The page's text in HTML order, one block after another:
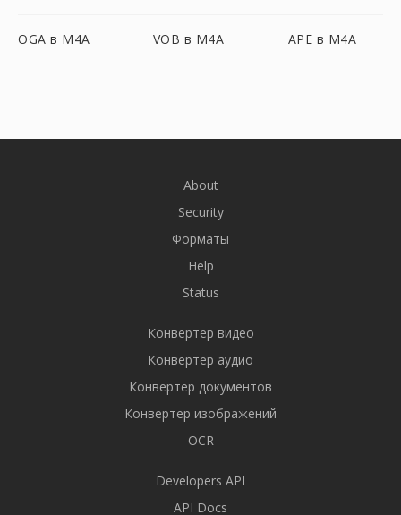
OGA в M4A VOB в M4A APE в M4A
About
Security
Форматы
Help
Status
Конвертер видео
Конвертер аудио
Конвертер документов
Конвертер изображений
OCR
Developers API
API Docs